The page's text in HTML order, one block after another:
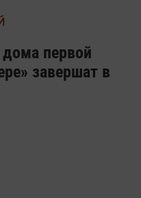
первой
завершат в